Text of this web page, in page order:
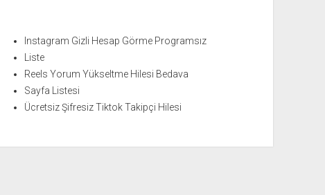
Instagram Gizli Hesap Görme Programsız
Liste
Reels Yorum Yükseltme Hilesi Bedava
Sayfa Listesi
Ücretsiz Şifresiz Tiktok Takipçi Hilesi